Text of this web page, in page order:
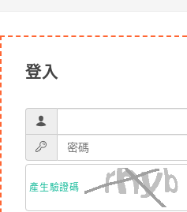
登入
產生驗證碼